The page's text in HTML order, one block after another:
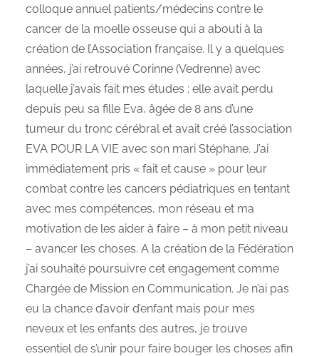
colloque annuel patients/médecins contre le
cancer de la moelle osseuse qui a abouti à la
création de l’Association française. Il y a quelques
années, j’ai retrouvé Corinne (Vedrenne) avec
laquelle j’avais fait mes études ; elle avait perdu
depuis peu sa fille Eva, âgée de 8 ans d’une
tumeur du tronc cérébral et avait créé l’association
EVA POUR LA VIE avec son mari Stéphane. J’ai
immédiatement pris « fait et cause » pour leur
combat contre les cancers pédiatriques en tentant
avec mes compétences, mon réseau et ma
motivation de les aider à faire – à mon petit niveau
– avancer les choses. A la création de la Fédération
j’ai souhaité poursuivre cet engagement comme
Chargée de Mission en Communication. Je n’ai pas
eu la chance d’avoir d’enfant mais pour mes
neveux et les enfants des autres, je trouve
essentiel de s’unir pour faire bouger les choses afin